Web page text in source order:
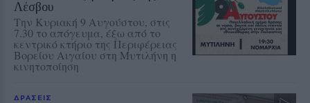
Λέσβου
Την Κυριακή 9 Αυγούστου, στις
7.30 το απόγευμα, έξω από το
κεντρικό κτήριο της Περιφέρειας
Βορείου Αιγαίου στη Μυτιλήνη η
κινητοποίηση
ΔΡΑΣΕΙΣ